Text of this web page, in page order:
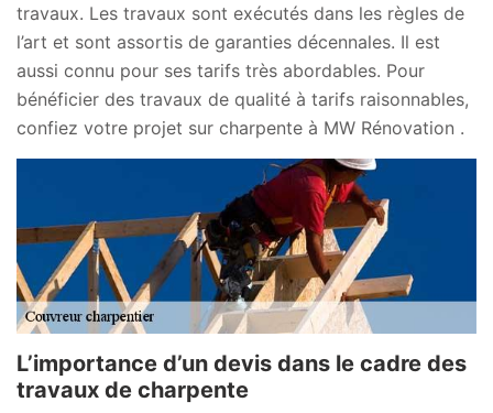
travaux. Les travaux sont exécutés dans les règles de
l’art et sont assortis de garanties décennales. Il est
aussi connu pour ses tarifs très abordables. Pour
bénéficier des travaux de qualité à tarifs raisonnables,
confiez votre projet sur charpente à MW Rénovation .
L’importance d’un devis dans le cadre des
travaux de charpente